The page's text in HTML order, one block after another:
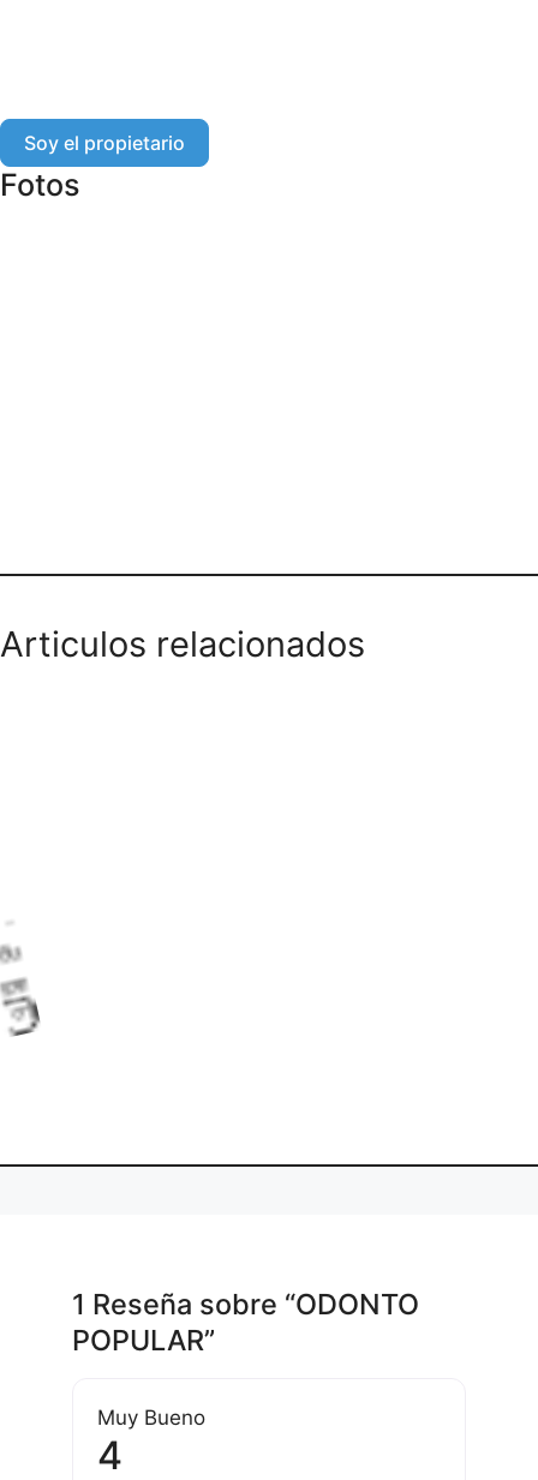
Soy el propietario
Fotos
Articulos relacionados
L
o
d
i
.
1 Reseña sobre “ODONTO
POPULAR”
Muy Bueno
4